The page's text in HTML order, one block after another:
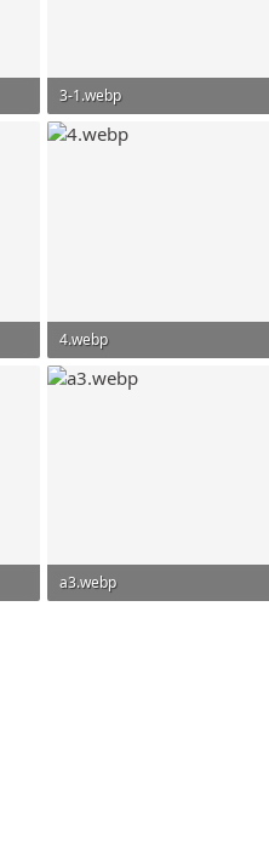
3-1.webp
300,4 KB · Просмотры: 110
4.webp
290,4 KB · Просмотры: 112
a3.webp